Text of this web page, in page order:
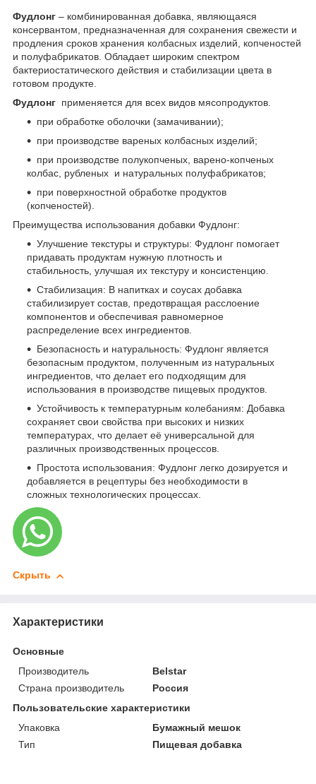
Фудлонг – комбинированная добавка, являющаяся
консервантом, предназначенная для сохранения свежести и
продления сроков хранения колбасных изделий, копченостей
и полуфабрикатов. Обладает широким спектром
бактериостатического действия и стабилизации цвета в
готовом продукте.
Фудлонг применяется для всех видов мясопродуктов.
при обработке оболочки (замачивании);
при производстве вареных колбасных изделий;
при производстве полукопченых, варено-копченых
колбас, рубленых и натуральных полуфабрикатов;
при поверхностной обработке продуктов
(копченостей).
Преимущества использования добавки Фудлонг:
Улучшение текстуры и структуры: Фудлонг помогает
придавать продуктам нужную плотность и
стабильность, улучшая их текстуру и консистенцию.
Стабилизация: В напитках и соусах добавка
стабилизирует состав, предотвращая расслоение
компонентов и обеспечивая равномерное
распределение всех ингредиентов.
Безопасность и натуральность: Фудлонг является
безопасным продуктом, полученным из натуральных
ингредиентов, что делает его подходящим для
использования в производстве пищевых продуктов.
Устойчивость к температурным колебаниям: Добавка
сохраняет свои свойства при высоких и низких
температурах, что делает её универсальной для
различных производственных процессов.
Простота использования: Фудлонг легко дозируется и
добавляется в рецептуры без необходимости в
сложных технологических процессах.
Скрыть
Характеристики
Основные
Производитель
Belstar
Страна производитель
Россия
Пользовательские характеристики
Упаковка
Бумажный мешок
Тип
Пищевая добавка